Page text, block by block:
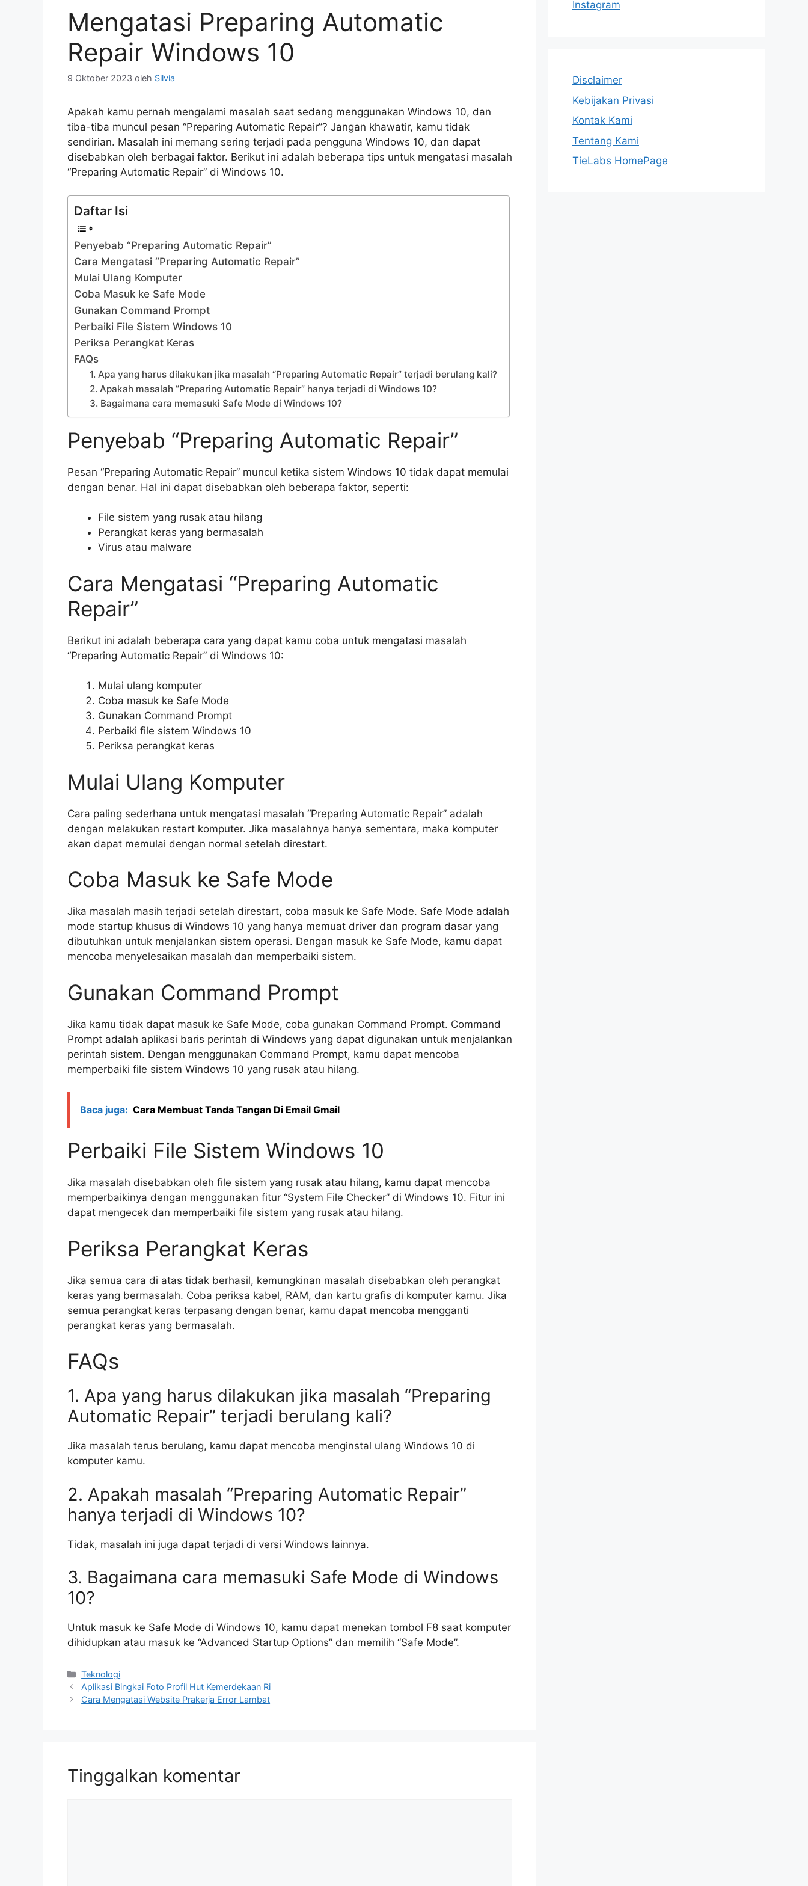
Mengatasi Preparing Automatic
Repair Windows 10
9 Oktober 2023 oleh Silvia
Apakah kamu pernah mengalami masalah saat sedang menggunakan Windows 10, dan
tiba-tiba muncul pesan “Preparing Automatic Repair”? Jangan khawatir, kamu tidak
sendirian. Masalah ini memang sering terjadi pada pengguna Windows 10, dan dapat
disebabkan oleh berbagai faktor. Berikut ini adalah beberapa tips untuk mengatasi masalah
“Preparing Automatic Repair” di Windows 10.
Daftar Isi
Penyebab “Preparing Automatic Repair”
Cara Mengatasi “Preparing Automatic Repair”
Mulai Ulang Komputer
Coba Masuk ke Safe Mode
Gunakan Command Prompt
Perbaiki File Sistem Windows 10
Periksa Perangkat Keras
FAQs
1. Apa yang harus dilakukan jika masalah “Preparing Automatic Repair” terjadi berulang kali?
2. Apakah masalah “Preparing Automatic Repair” hanya terjadi di Windows 10?
3. Bagaimana cara memasuki Safe Mode di Windows 10?
Penyebab “Preparing Automatic Repair”
Pesan “Preparing Automatic Repair” muncul ketika sistem Windows 10 tidak dapat memulai
dengan benar. Hal ini dapat disebabkan oleh beberapa faktor, seperti:
File sistem yang rusak atau hilang
Perangkat keras yang bermasalah
Virus atau malware
Cara Mengatasi “Preparing Automatic
Repair”
Berikut ini adalah beberapa cara yang dapat kamu coba untuk mengatasi masalah
“Preparing Automatic Repair” di Windows 10:
Mulai ulang komputer
Coba masuk ke Safe Mode
Gunakan Command Prompt
Perbaiki file sistem Windows 10
Periksa perangkat keras
Mulai Ulang Komputer
Cara paling sederhana untuk mengatasi masalah “Preparing Automatic Repair” adalah
dengan melakukan restart komputer. Jika masalahnya hanya sementara, maka komputer
akan dapat memulai dengan normal setelah direstart.
Coba Masuk ke Safe Mode
Jika masalah masih terjadi setelah direstart, coba masuk ke Safe Mode. Safe Mode adalah
mode startup khusus di Windows 10 yang hanya memuat driver dan program dasar yang
dibutuhkan untuk menjalankan sistem operasi. Dengan masuk ke Safe Mode, kamu dapat
mencoba menyelesaikan masalah dan memperbaiki sistem.
Gunakan Command Prompt
Jika kamu tidak dapat masuk ke Safe Mode, coba gunakan Command Prompt. Command
Prompt adalah aplikasi baris perintah di Windows yang dapat digunakan untuk menjalankan
perintah sistem. Dengan menggunakan Command Prompt, kamu dapat mencoba
memperbaiki file sistem Windows 10 yang rusak atau hilang.
Baca juga: Cara Membuat Tanda Tangan Di Email Gmail
Perbaiki File Sistem Windows 10
Jika masalah disebabkan oleh file sistem yang rusak atau hilang, kamu dapat mencoba
memperbaikinya dengan menggunakan fitur “System File Checker” di Windows 10. Fitur ini
dapat mengecek dan memperbaiki file sistem yang rusak atau hilang.
Periksa Perangkat Keras
Jika semua cara di atas tidak berhasil, kemungkinan masalah disebabkan oleh perangkat
keras yang bermasalah. Coba periksa kabel, RAM, dan kartu grafis di komputer kamu. Jika
semua perangkat keras terpasang dengan benar, kamu dapat mencoba mengganti
perangkat keras yang bermasalah.
FAQs
1. Apa yang harus dilakukan jika masalah “Preparing
Automatic Repair” terjadi berulang kali?
Jika masalah terus berulang, kamu dapat mencoba menginstal ulang Windows 10 di
komputer kamu.
2. Apakah masalah “Preparing Automatic Repair”
hanya terjadi di Windows 10?
Tidak, masalah ini juga dapat terjadi di versi Windows lainnya.
3. Bagaimana cara memasuki Safe Mode di Windows
10?
Untuk masuk ke Safe Mode di Windows 10, kamu dapat menekan tombol F8 saat komputer
dihidupkan atau masuk ke “Advanced Startup Options” dan memilih “Safe Mode”.
Kategori
Teknologi
Aplikasi Bingkai Foto Profil Hut Kemerdekaan Ri
Cara Mengatasi Website Prakerja Error Lambat
Tinggalkan komentar
Instagram
Disclaimer
Kebijakan Privasi
Kontak Kami
Tentang Kami
TieLabs HomePage